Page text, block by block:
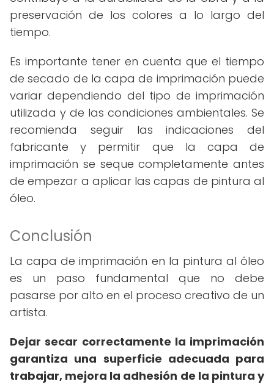
preservación de los colores a lo largo del
tiempo.
Es importante tener en cuenta que el tiempo
de secado de la capa de imprimación puede
variar dependiendo del tipo de imprimación
utilizada y de las condiciones ambientales. Se
recomienda seguir las indicaciones del
fabricante y permitir que la capa de
imprimación se seque completamente antes
de empezar a aplicar las capas de pintura al
óleo.
Conclusión
La capa de imprimación en la pintura al óleo
es un paso fundamental que no debe
pasarse por alto en el proceso creativo de un
artista.
Dejar secar correctamente la imprimación
garantiza una superficie adecuada para
trabajar, mejora la adhesión de la pintura y